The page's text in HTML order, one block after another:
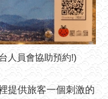
人員會協助預約!)
提供旅客一個刺激的